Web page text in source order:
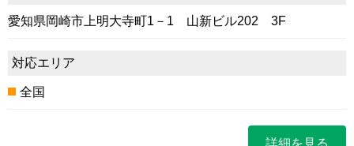
愛知県岡崎市上明大寺町1－1 山新ビル202 3F
対応エリア
全国